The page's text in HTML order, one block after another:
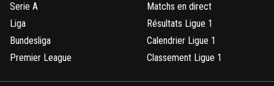
Serie A
Liga
Bundesliga
Premier League
Matchs en direct
Résultats Ligue 1
Calendrier Ligue 1
Classement Ligue 1